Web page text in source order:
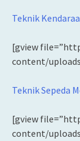
Teknik
[gview
content/
Teknik Sepeda
[gview
content/